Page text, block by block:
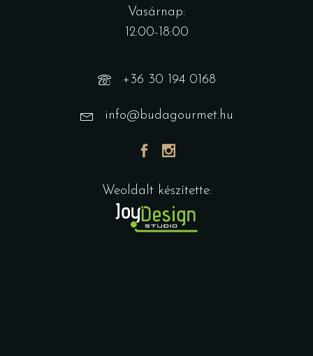
Vasárnap:
12:00-18:00
+36 30 194 0168
info@budagourmet.hu
Weoldalt készítette: